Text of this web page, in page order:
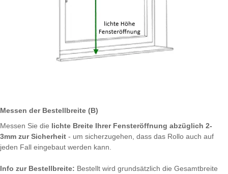
Messen der Bestellbreite (B)
Messen Sie die lichte Breite Ihrer Fensteröffnung abzüglich 2-
3mm zur Sicherheit - um sicherzugehen, dass das Rollo auch auf
jeden Fall eingebaut werden kann.
Info zur Bestellbreite: Bestellt wird grundsätzlich die Gesamtbreite